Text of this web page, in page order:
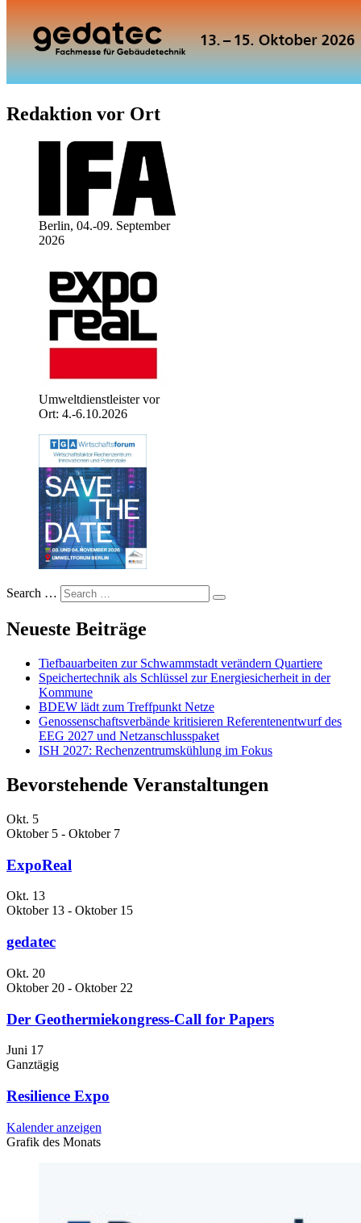
Redaktion vor Ort
Berlin, 04.-09. September
2026
Umweltdienstleister vor
Ort: 4.-6.10.2026
Search …
Neueste Beiträge
Tiefbauarbeiten zur Schwammstadt verändern Quartiere
Speichertechnik als Schlüssel zur Energiesicherheit in der
Kommune
BDEW lädt zum Treffpunkt Netze
Genossenschaftsverbände kritisieren Referentenentwurf des
EEG 2027 und Netzanschlusspaket
ISH 2027: Rechenzentrumskühlung im Fokus
Bevorstehende Veranstaltungen
Okt. 5
Oktober 5 - Oktober 7
ExpoReal
Okt. 13
Oktober 13 - Oktober 15
gedatec
Okt. 20
Oktober 20 - Oktober 22
Der Geothermiekongress-Call for Papers
Juni 17
Ganztägig
Resilience Expo
Kalender anzeigen
Grafik des Monats